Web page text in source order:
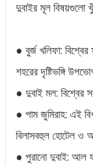
দুবাইর মূল বিষয়গুলো
● বুর্জ খলিফা:
শহরের দৃষ্টিভঙ্গি
● দুবাই মল: বিশ্বের
● পাম জুমিরাহ: এই
বিলাসবহুল হোটেল ও
● পুরানো দুবাই: আল